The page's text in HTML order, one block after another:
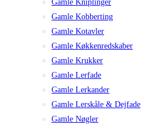
Gamle Kniplinger
Gamle Kobberting
Gamle Kotavler
Gamle Køkkenredskaber
Gamle Krukker
Gamle Lerfade
Gamle Lerkander
Gamle Lerskåle & Dejfade
Gamle Nøgler